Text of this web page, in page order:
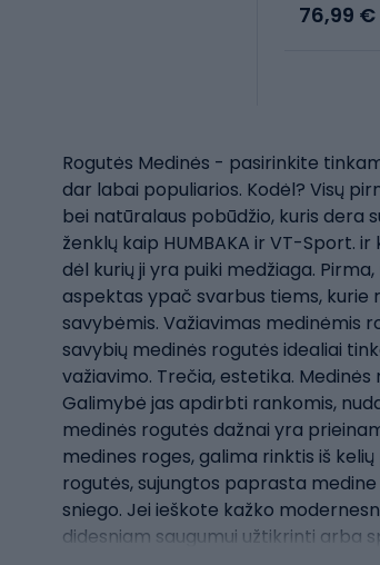
76,99 €
Rogutės Medinės - pasirinkite
dar labai populiarios. Kodėl? Visų
bei natūralaus pobūdžio, kuris dera
ženklų kaip HUMBAKA ir VT-Sport.
dėl kurių ji yra puiki medžiaga.
aspektas ypač svarbus tiems, kurie
savybėmis. Važiavimas medinėmis
savybių medinės rogutės idealiai
važiavimo. Trečia, estetika.
Galimybė jas apdirbti rankomis,
medinės rogutės dažnai yra
medines roges, galima rinktis iš
rogutės, sujungtos paprasta
sniego. Jei ieškote kažko
didesniam saugumui užtikrinti arba